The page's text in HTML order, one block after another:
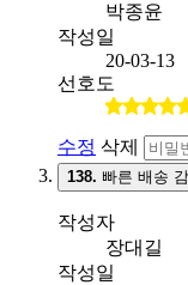
박종윤
작성일
20-03-13
선호도
수정 삭제
138. 빠른 배송
작성자
장대길
작성일